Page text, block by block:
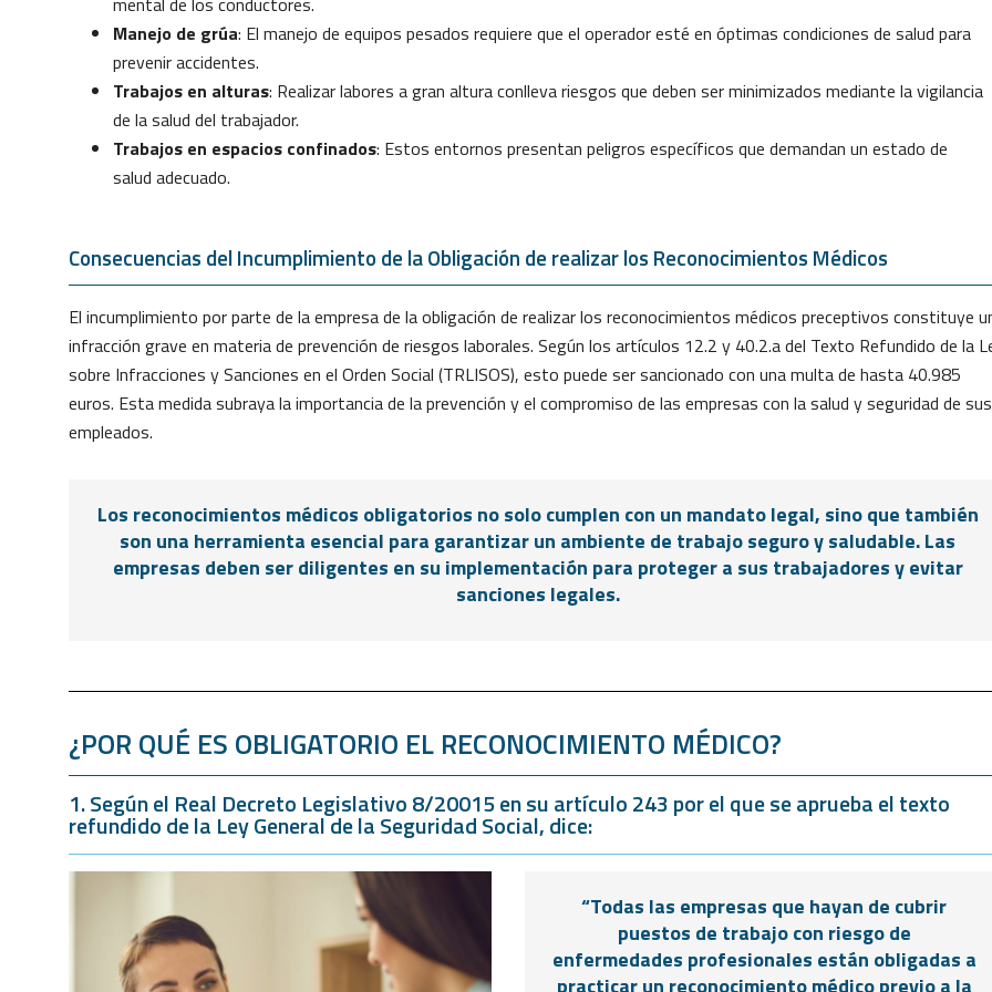
Manejo de grúa: El manejo de equipos pesados requiere que el operador esté en óptimas condiciones de salud para
prevenir accidentes.
Trabajos en alturas: Realizar labores a gran altura conlleva riesgos que deben ser minimizados mediante la vigilancia
de la salud del trabajador.
Trabajos en espacios confinados: Estos entornos presentan peligros específicos que demandan un estado de
salud adecuado.
Consecuencias del Incumplimiento de la Obligación de realizar los Reconocimientos Médicos
El incumplimiento por parte de la empresa de la obligación de realizar los reconocimientos médicos preceptivos constituye
infracción grave en materia de prevención de riesgos laborales. Según los artículos 12.2 y 40.2.a del Texto Refundido de la
sobre Infracciones y Sanciones en el Orden Social (TRLISOS), esto puede ser sancionado con una multa de hasta 40.985
euros. Esta medida subraya la importancia de la prevención y el compromiso de las empresas con la salud y seguridad de sus
empleados.
Los reconocimientos médicos obligatorios no solo cumplen con un mandato legal, sino que también
son una herramienta esencial para garantizar un ambiente de trabajo seguro y saludable. Las
empresas deben ser diligentes en su implementación para proteger a sus trabajadores y evitar
sanciones legales.
¿POR QUÉ ES OBLIGATORIO EL RECONOCIMIENTO MÉDICO?
1. Según el Real Decreto Legislativo 8/20015 en su artículo 243 por el que se aprueba el texto
refundido de la Ley General de la Seguridad Social, dice:
“Todas las empresas que hayan de cubrir
puestos de trabajo con riesgo de
enfermedades profesionales están obligadas a
practicar un reconocimiento médico previo a la